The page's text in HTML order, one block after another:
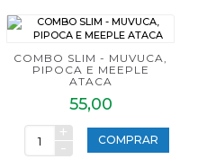
COMBO SLIM - MUVUCA,
PIPOCA E MEEPLE
ATACA
55,00
+
-
COMPRAR